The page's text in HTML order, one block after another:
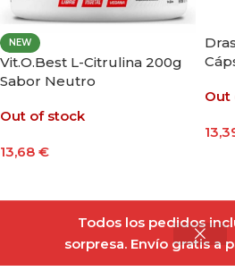
Todos los pedidos
sorpresa. Envío gratis a
NEW
Vit.O.Best L-Citrulina 200g
Sabor Neutro
Out of stock
13,68 €
Out